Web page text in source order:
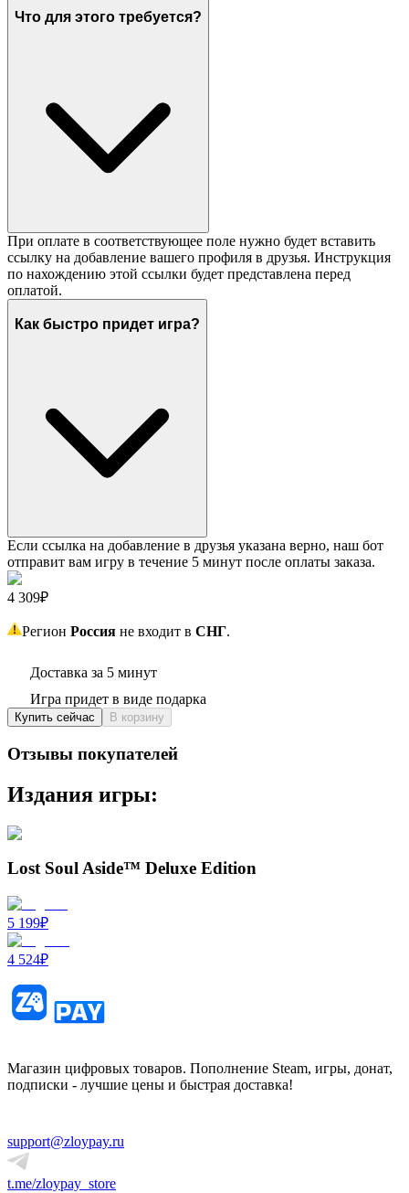
Что для этого требуется?
При оплате в соответствующее поле нужно будет вставить
ссылку на добавление вашего профиля в друзья. Инструкция
по нахождению этой ссылки будет представлена перед
оплатой.
Как быстро придет игра?
Если ссылка на добавление в друзья указана верно, наш бот
отправит вам игру в течение 5 минут после оплаты заказа.
4 309₽
Регион Россия не входит в СНГ.
Доставка за 5 минут
Игра придет в виде подарка
Купить сейчас В корзину
Отзывы покупателей
Издания игры:
Lost Soul Aside™ Deluxe Edition
5 199₽
4 524₽
Магазин цифровых товаров. Пополнение Steam, игры, донат,
подписки - лучшие цены и быстрая доставка!
support@zloypay.ru
t.me/zloypay_store